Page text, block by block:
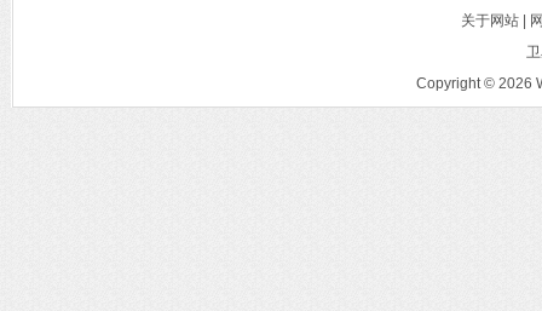
关于网站 |
Copyright © 2026